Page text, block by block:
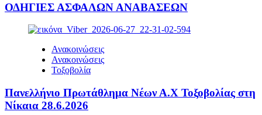
ΟΔΗΓΙΕΣ ΑΣΦΑΛΩΝ ΑΝΑΒΑΣΕΩΝ
Ανακοινώσεις
Ανακοινώσεις
Τοξοβολία
Πανελλήνιο Πρωτάθλημα Νέων Α.Χ Τοξοβολίας στη
Νίκαια 28.6.2026